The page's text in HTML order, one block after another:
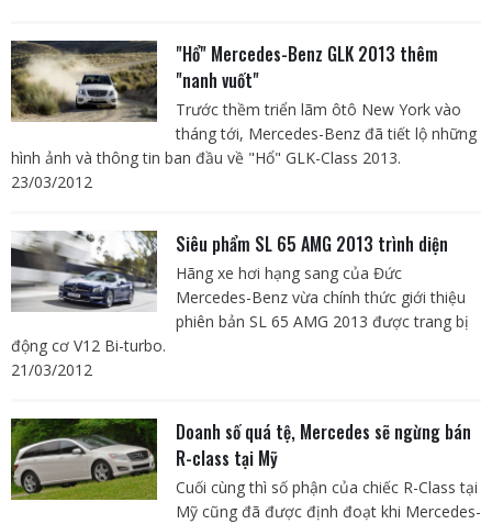
"Hổ" Mercedes-Benz GLK 2013 thêm
"nanh vuốt"
Trước thềm triển lãm ôtô New York vào
tháng tới, Mercedes-Benz đã tiết lộ những
hình ảnh và thông tin ban đầu về "Hổ" GLK-Class 2013.
23/03/2012
Siêu phẩm SL 65 AMG 2013 trình diện
Hãng xe hơi hạng sang của Đức
Mercedes-Benz vừa chính thức giới thiệu
phiên bản SL 65 AMG 2013 được trang bị
động cơ V12 Bi-turbo.
21/03/2012
Doanh số quá tệ, Mercedes sẽ ngừng bán
R-class tại Mỹ
Cuối cùng thì số phận của chiếc R-Class tại
Mỹ cũng đã được định đoạt khi Mercedes-